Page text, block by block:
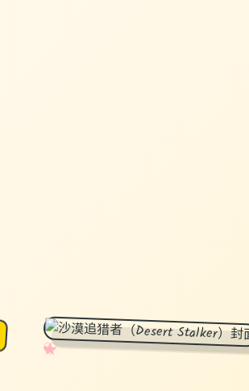
✧
♡
★
♥